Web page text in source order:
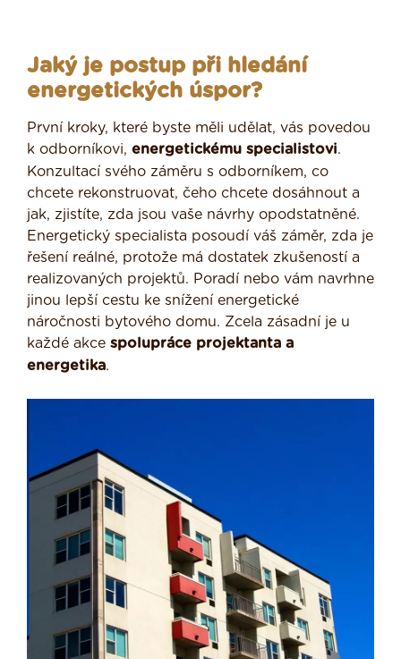
Jaký je postup při hledání
energetických úspor?
První kroky, které byste měli udělat, vás povedou
k odborníkovi, energetickému specialistovi.
Konzultací svého záměru s odborníkem, co
chcete rekonstruovat, čeho chcete dosáhnout a
jak, zjistíte, zda jsou vaše návrhy opodstatněné.
Energetický specialista posoudí váš záměr, zda je
řešení reálné, protože má dostatek zkušeností a
realizovaných projektů. Poradí nebo vám navrhne
jinou lepší cestu ke snížení energetické
náročnosti bytového domu. Zcela zásadní je u
každé akce spolupráce projektanta a
energetika.